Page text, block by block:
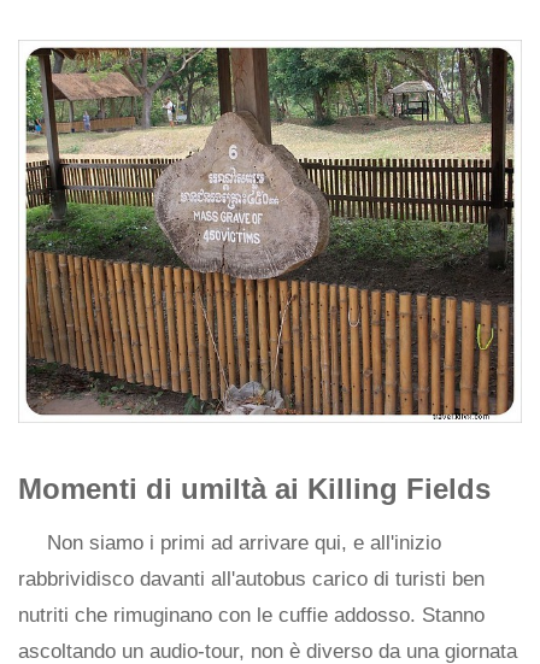
Momenti di umiltà ai Killing Fields
Non siamo i primi ad arrivare qui, e all'inizio
rabbrividisco davanti all'autobus carico di turisti ben
nutriti che rimuginano con le cuffie addosso. Stanno
ascoltando un audio-tour, non è diverso da una giornata